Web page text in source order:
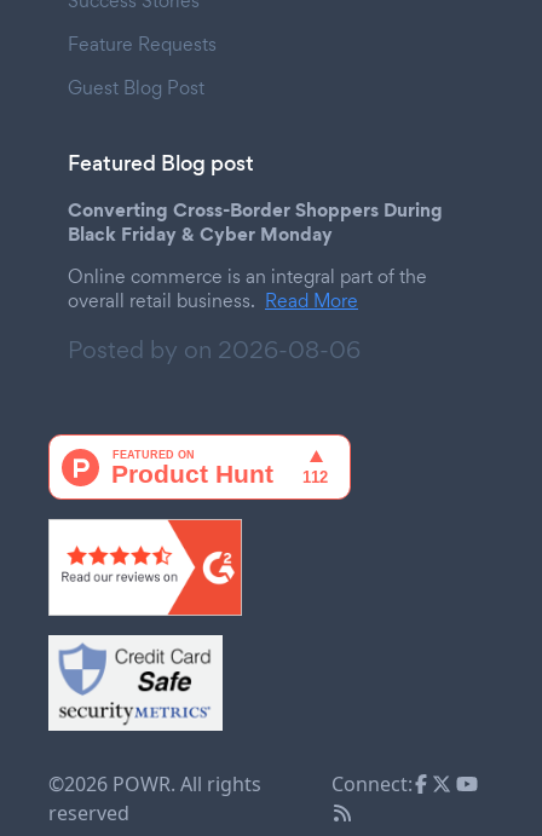
Feature Requests
Guest Blog Post
Featured Blog post
Converting Cross-Border Shoppers During
Black Friday & Cyber Monday
Online commerce is an integral part of the
overall retail business. Read More
Posted by on 2026-08-06
©2026 POWR. All rights
reserved
Connect: